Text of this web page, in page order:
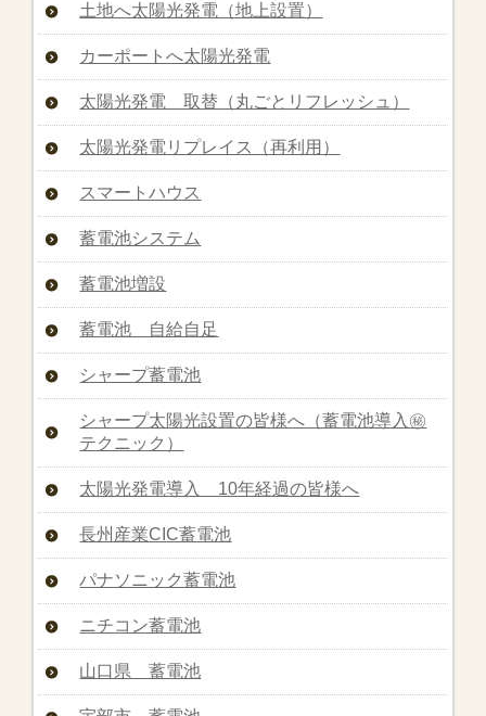
土地へ太陽光発電（地上設置）
カーポートへ太陽光発電
太陽光発電 取替（丸ごとリフレッシュ）
太陽光発電リプレイス（再利用）
スマートハウス
蓄電池システム
蓄電池増設
蓄電池 自給自足
シャープ蓄電池
シャープ太陽光設置の皆様へ（蓄電池導入㊙︎
テクニック）
太陽光発電導入 10年経過の皆様へ
長州産業CIC蓄電池
パナソニック蓄電池
ニチコン蓄電池
山口県 蓄電池